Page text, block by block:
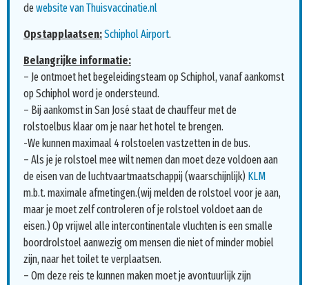
dewebsite van Thuisvaccinatie.nl
Opstapplaatsen:Schiphol Airport.
Belangrijke informatie:
– Je ontmoet het begeleidingsteam op Schiphol, vanaf aankomst
op Schiphol word je ondersteund.
– Bij aankomst in San José staat de chauffeur met de
rolstoelbus klaar om je naar het hotel te brengen.
-We kunnen maximaal 4 rolstoelen vastzetten in de bus.
– Als je je rolstoel mee wilt nemen dan moet deze voldoen aan
de eisen van de luchtvaartmaatschappij (waarschijnlijk) KLM
m.b.t. maximale afmetingen.(wij melden de rolstoel voor je aan,
maar je moet zelf controleren of je rolstoel voldoet aan de
eisen.) Op vrijwel alle intercontinentale vluchten is een smalle
boordrolstoel aanwezig om mensen die niet of minder mobiel
zijn, naar het toilet te verplaatsen.
– Om deze reis te kunnen maken moet je avontuurlijk zijn